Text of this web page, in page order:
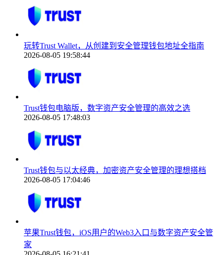
玩转Trust Wallet，从创建到安全管理钱包地址全指南
2026-08-05 19:58:44
Trust钱包电脑版，数字资产安全管理的高效之选
2026-08-05 17:48:03
Trust钱包与以太经典，加密资产安全管理的理想搭档
2026-08-05 17:04:46
苹果Trust钱包，iOS用户的Web3入口与数字资产安全管
家